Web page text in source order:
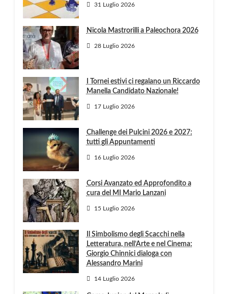
31 Luglio 2026
Nicola Mastrorilli a Paleochora 2026
28 Luglio 2026
I Tornei estivi ci regalano un Riccardo
Manella Candidato Nazionale!
17 Luglio 2026
Challenge dei Pulcini 2026 e 2027:
tutti gli Appuntamenti
16 Luglio 2026
Corsi Avanzato ed Approfondito a
cura del MI Mario Lanzani
15 Luglio 2026
Il Simbolismo degli Scacchi nella
Letteratura, nell’Arte e nel Cinema:
Giorgio Chinnici dialoga con
Alessandro Marini
14 Luglio 2026